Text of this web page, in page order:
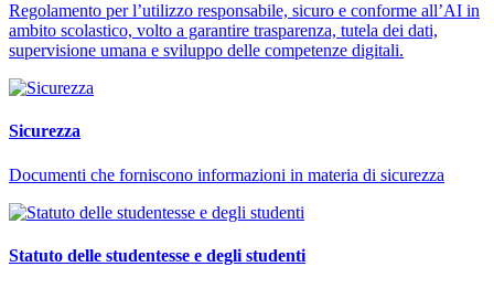
Regolamento per l’utilizzo responsabile, sicuro e conforme all’AI in
ambito scolastico, volto a garantire trasparenza, tutela dei dati,
supervisione umana e sviluppo delle competenze digitali.
Sicurezza
Documenti che forniscono informazioni in materia di sicurezza
Statuto delle studentesse e degli studenti